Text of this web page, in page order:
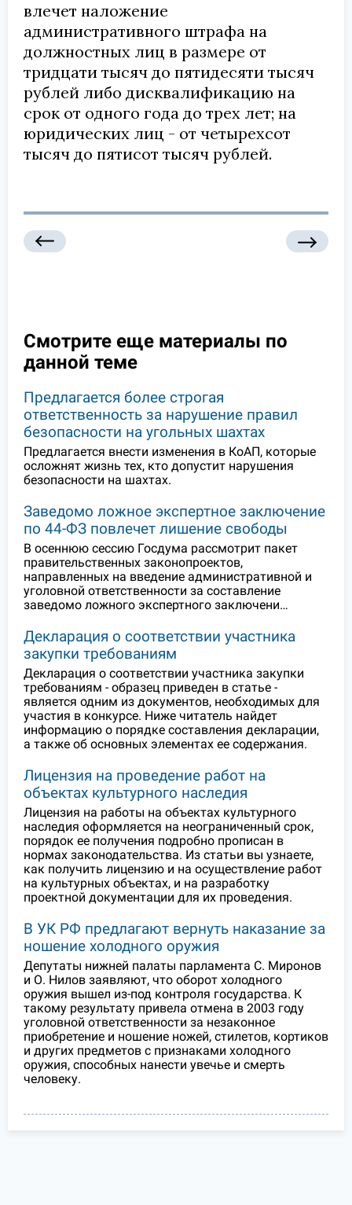
влечет наложение
административного штрафа на
должностных лиц в размере от
тридцати тысяч до пятидесяти тысяч
рублей либо дисквалификацию на
срок от одного года до трех лет; на
юридических лиц - от четырехсот
тысяч до пятисот тысяч рублей.
Смотрите еще материалы по
данной теме
Предлагается более строгая
ответственность за нарушение правил
безопасности на угольных шахтах
Предлагается внести изменения в КоАП, которые
осложнят жизнь тех, кто допустит нарушения
безопасности на шахтах.
Заведомо ложное экспертное заключение
по 44-ФЗ повлечет лишение свободы
В осеннюю сессию Госдума рассмотрит пакет
правительственных законопроектов,
направленных на введение административной и
уголовной ответственности за составление
заведомо ложного экспертного заключени…
Декларация о соответствии участника
закупки требованиям
Декларация о соответствии участника закупки
требованиям - образец приведен в статье -
является одним из документов, необходимых для
участия в конкурсе. Ниже читатель найдет
информацию о порядке составления декларации,
а также об основных элементах ее содержания.
Лицензия на проведение работ на
объектах культурного наследия
Лицензия на работы на объектах культурного
наследия оформляется на неограниченный срок,
порядок ее получения подробно прописан в
нормах законодательства. Из статьи вы узнаете,
как получить лицензию и на осуществление работ
на культурных объектах, и на разработку
проектной документации для их проведения.
В УК РФ предлагают вернуть наказание за
ношение холодного оружия
Депутаты нижней палаты парламента С. Миронов
и О. Нилов заявляют, что оборот холодного
оружия вышел из-под контроля государства. К
такому результату привела отмена в 2003 году
уголовной ответственности за незаконное
приобретение и ношение ножей, стилетов, кортиков
и других предметов с признаками холодного
оружия, способных нанести увечье и смерть
человеку.